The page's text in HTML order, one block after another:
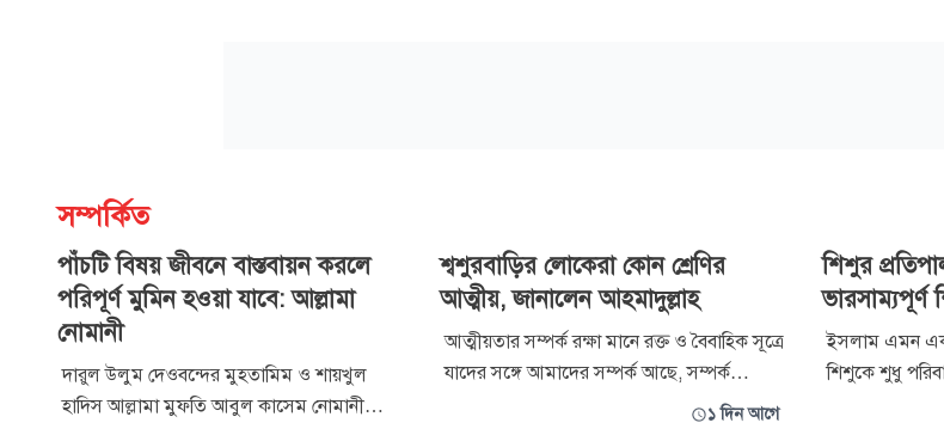
সম্পর্কিত
পাঁচটি বিষয় জীবনে বাস্তবায়ন করলে
পরিপূর্ণ মুমিন হওয়া যাবে: আল্লামা
নোমানী
দারুল উলুম দেওবন্দের মুহতামিম ও শায়খুল
হাদিস আল্লামা মুফতি আবুল কাসেম নোমানী
শ্বশুরবাড়ির লোকেরা কোন শ্রেণির
আত্মীয়, জানালেন আহমাদুল্লাহ
আত্মীয়তার সম্পর্ক রক্ষা মানে রক্ত ও বৈবাহিক সূত্রে
যাদের সঙ্গে আমাদের সম্পর্ক আছে, সম্পর্ক
অনুযায়ী তাদের খোঁজ-খবর রাখা, তাদের সঙ্গে
১ দিন আগে
শিশুর
ভারসাম্যপূর্ণ
ইসলাম এমন
শিশুকে শুধু
বরং আল্লাহর